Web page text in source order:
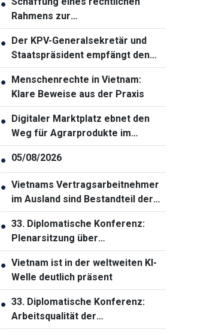
●
Rahmens zur
Wachstumsförderung
● Der KPV-Generalsekretär und
Staatspräsident empfängt den
Kommandeur des US Indo-Pacific
Command
● Menschenrechte in Vietnam:
Klare Beweise aus der Praxis
● Digitaler Marktplatz ebnet den
Weg für Agrarprodukte im
Hochland Tay Nguyen
● 05/08/2026
● Vietnams Vertragsarbeitnehmer
im Ausland sind Bestandteil der
nationalen Strategie zur
Entwicklung der
Humanressourcen
● 33. Diplomatische Konferenz:
Plenarsitzung über
Außenbeziehungen der Partei
und Volksdiplomatie
● Vietnam ist in der weltweiten KI-
Welle deutlich präsent
● 33. Diplomatische Konferenz:
Arbeitsqualität der
Auslandsvertretungen